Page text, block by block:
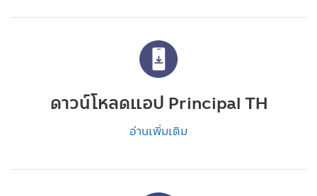
ดาวน์โหลดแอป Principal TH
อ่านเพิ่มเติม